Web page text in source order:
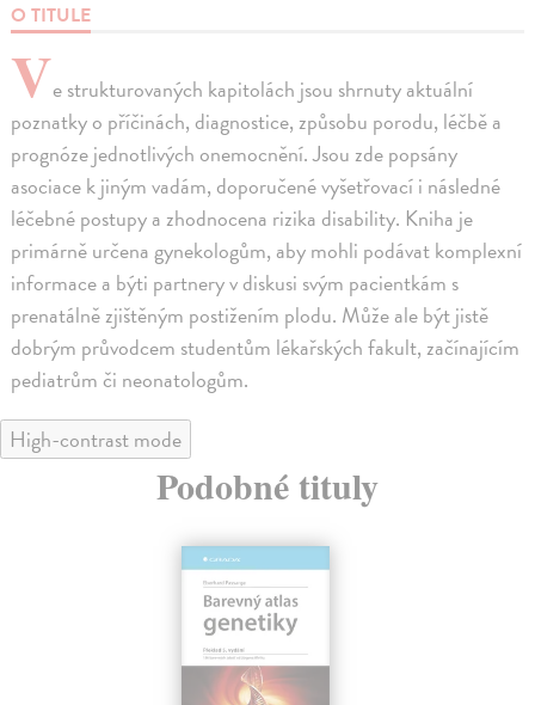
O TITULE
Ve strukturovaných kapitolách jsou shrnuty aktuální
poznatky o příčinách, diagnostice, způsobu porodu, léčbě a
prognóze jednotlivých onemocnění. Jsou zde popsány
asociace k jiným vadám, doporučené vyšetřovací i následné
léčebné postupy a zhodnocena rizika disability. Kniha je
primárně určena gynekologům, aby mohli podávat komplexní
informace a býti partnery v diskusi svým pacientkám s
prenatálně zjištěným postižením plodu. Může ale být jistě
dobrým průvodcem studentům lékařských fakult, začínajícím
pediatrům či neonatologům.
High-contrast mode
Podobné tituly